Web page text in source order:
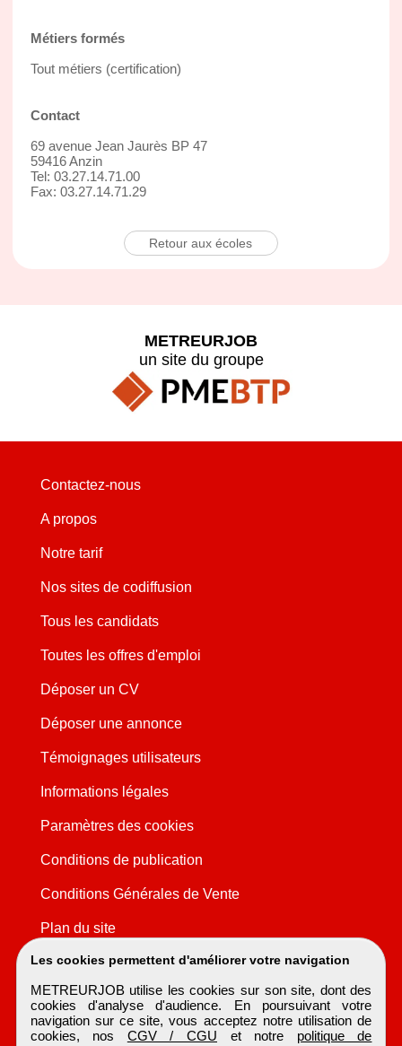
Métiers formés
Tout métiers (certification)
Contact
69 avenue Jean Jaurès BP 47
59416 Anzin
Tel: 03.27.14.71.00
Fax: 03.27.14.71.29
Retour aux écoles
Les cookies permettent d'améliorer votre navigation
METREURJOB utilise les cookies sur son site, dont des
cookies d'analyse d'audience. En poursuivant votre
navigation sur ce site, vous acceptez notre utilisation de
cookies, nos CGV / CGU et notre politique de
METREURJOB
un site du groupe
Contactez-nous
A propos
Notre tarif
Nos sites de codiffusion
Tous les candidats
Toutes les offres d'emploi
Déposer un CV
Déposer une annonce
Témoignages utilisateurs
Informations légales
Paramètres des cookies
Conditions de publication
Conditions Générales de Vente
Plan du site